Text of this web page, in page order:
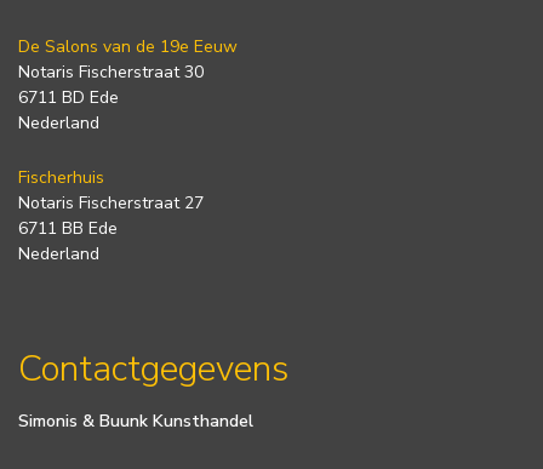
De Salons van de 19e Eeuw
Notaris Fischerstraat 30
6711 BD Ede
Nederland
Fischerhuis
Notaris Fischerstraat 27
6711 BB Ede
Nederland
Contactgegevens
Simonis & Buunk Kunsthandel